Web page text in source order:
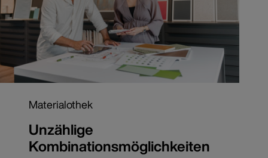
Materialothek
Unzählige
Kombinationsmöglichkeiten